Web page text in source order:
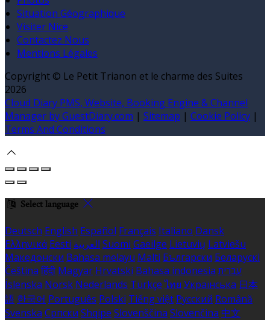
Situation Géographique
Visiter Nice
Contactez Nous
Mentions Légales
Copyright © Le Petit Trianon et le charme des Suites
2026
Cloud Diary PMS, Website, Booking Engine & Channel
Manager by GuestDiary.com | Sitemap | Cookie Policy |
Terms And Conditions
Select language
Deutsch English Español Français Italiano Dansk
Ελληνικά Eesti العربية Suomi Gaeilge Lietuvių Latviešu
Македонски Bahasa melayu Malti Български Беларускі
Čeština हिंदी Magyar Hrvatski Bahasa indonesia עברית
Íslenska Norsk Nederlands Türkçe ไทย Українська 日本
語 한국어 Português Polski Tiếng việt Русский Română
Svenska Српски Shqipe Slovenščina Slovenčina 中文